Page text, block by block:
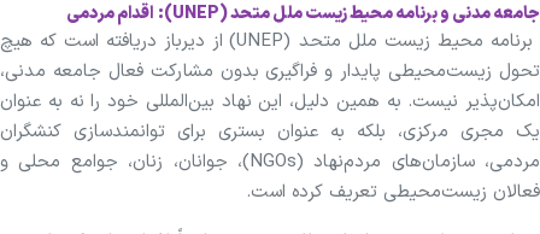
جامعه مدنی و برنامه محیط زیست ملل متحد (UNEP): اقدام مردمی
برنامه محیط زیست ملل متحد (UNEP) از دیرباز دریافته است که هیچ
تحول زیست‌محیطی پایدار و فراگیری بدون مشارکت فعال جامعه مدنی،
امکان‌پذیر نیست. به همین دلیل، این نهاد بین‌المللی خود را نه به عنوان
یک مجری مرکزی، بلکه به عنوان بستری برای توانمندسازی کنشگران
مردمی، سازمان‌های مردم‌نهاد (NGOs)، جوانان، زنان، جوامع محلی و
فعالان زیست‌محیطی تعریف کرده است.